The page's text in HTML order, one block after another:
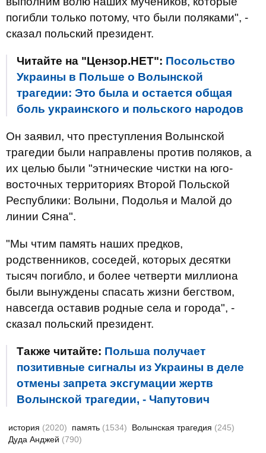
погибли только потому, что были поляками", -
сказал польский президент.
Читайте на "Цензор.НЕТ": Посольство
Украины в Польше о Волынской
трагедии: Это была и остается общая
боль украинского и польского народов
Он заявил, что преступления Волынской
трагедии были направлены против поляков, а
их целью были "этнические чистки на юго-
восточных территориях Второй Польской
Республики: Волыни, Подолья и Малой до
линии Сяна".
"Мы чтим память наших предков,
родственников, соседей, которых десятки
тысяч погибло, и более четверти миллиона
были вынуждены спасать жизни бегством,
навсегда оставив родные села и города", -
сказал польский президент.
Также читайте: Польша получает
позитивные сигналы из Украины в деле
отмены запрета эксгумации жертв
Волынской трагедии, - Чапутович
история (2020) память (1534) Волынская трагедия (245)
Дуда Анджей (790)